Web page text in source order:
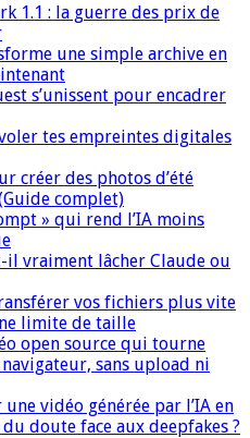
1.1 : la guerre des prix de
une simple archive en
s’unissent pour encadrer
tes empreintes digitales
créer des photos d’été
complet)
» qui rend l’IA moins
il vraiment lâcher Claude ou
vos fichiers plus vite
limite de taille
open source qui tourne
sans upload ni
vidéo générée par l’IA en
doute face aux deepfakes ?